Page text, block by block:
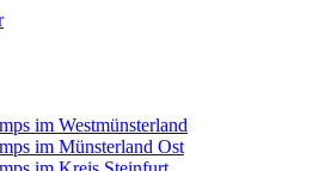
im Westmünsterland
im Münsterland Ost